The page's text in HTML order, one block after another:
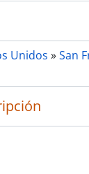
Unidos »San